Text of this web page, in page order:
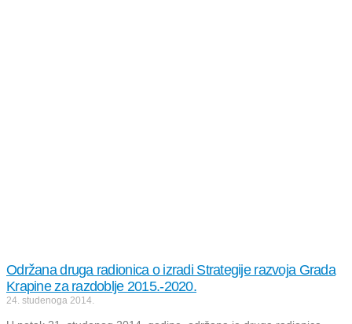
Održana druga radionica o izradi Strategije razvoja Grada
Krapine za razdoblje 2015.-2020.
24. studenoga 2014.